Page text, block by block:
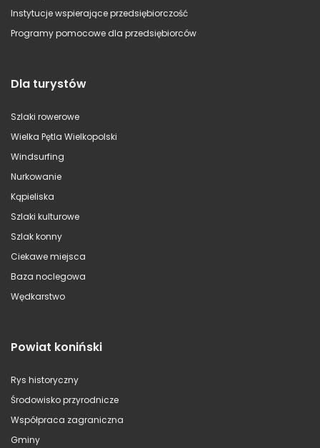
Instytucje wspierające przedsiębiorczość
Programy pomocowe dla przedsiębiorców
Dla turystów
Szlaki rowerowe
Wielka Pętla Wielkopolski
Windsurfing
Nurkowanie
Kąpieliska
Szlaki kulturowe
Szlak konny
Ciekawe miejsca
Baza noclegowa
Wędkarstwo
Powiat koniński
Rys historyczny
Środowisko przyrodnicze
Współpraca zagraniczna
Gminy